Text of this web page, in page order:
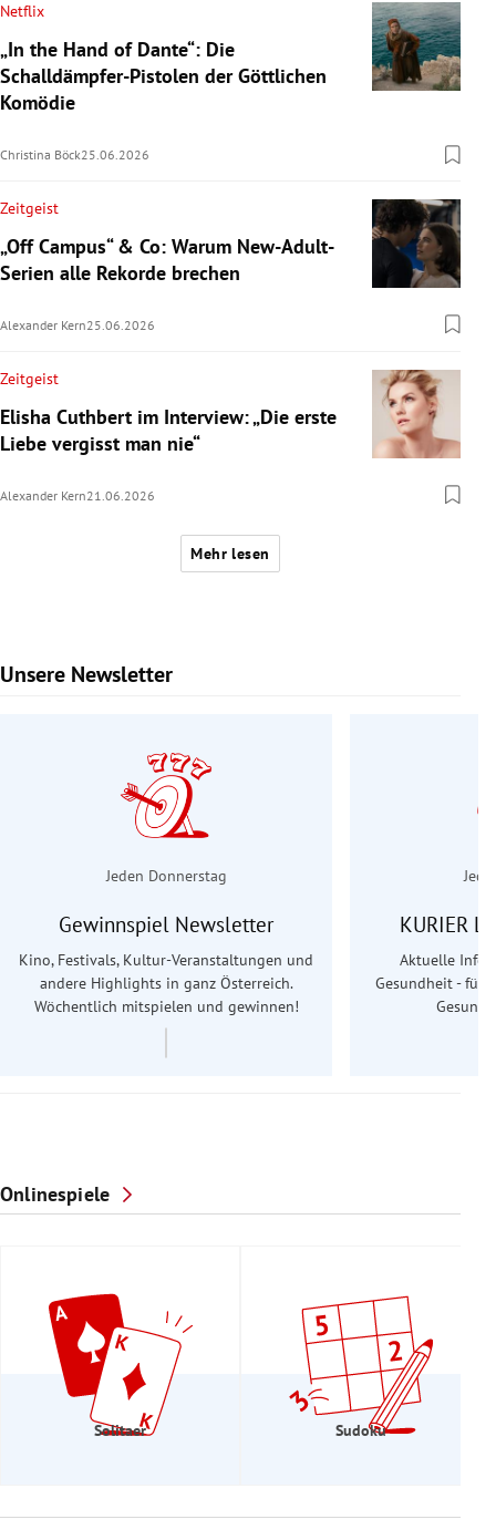
Netflix
„In the Hand of Dante“: Die
Schalldämpfer-Pistolen der Göttlichen
Komödie
Christina Böck25.06.2026
Zeitgeist
„Off Campus“ & Co: Warum New-Adult-
Serien alle Rekorde brechen
Alexander Kern25.06.2026
Zeitgeist
Elisha Cuthbert im Interview: „Die erste
Liebe vergisst man nie“
Alexander Kern21.06.2026
Mehr lesen
Unsere Newsletter
Slide 1 von 6
Jeden Donnerstag
Gewinnspiel Newsletter
Kino, Festivals, Kultur-Veranstaltungen und
andere Highlights in ganz Österreich.
Wöchentlich mitspielen und gewinnen!
KURIER
Aktuelle
Gesundheit - für
Onlinespiele
Solitaer Sudoku